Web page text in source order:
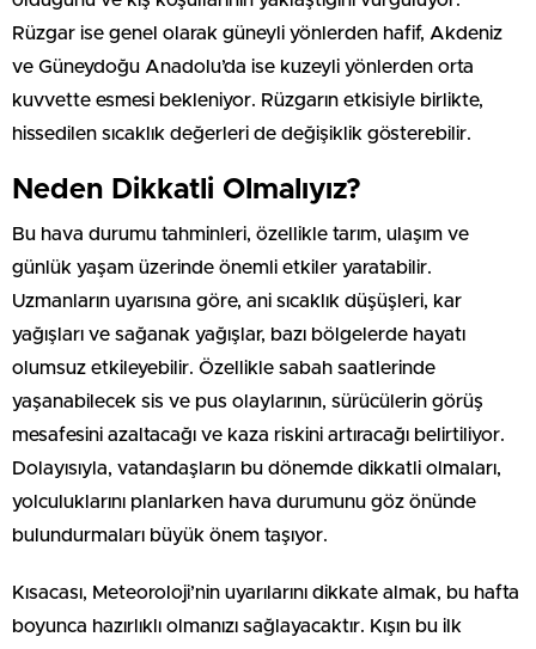
Rüzgar ise genel olarak güneyli yönlerden hafif, Akdeniz
ve Güneydoğu Anadolu’da ise kuzeyli yönlerden orta
kuvvette esmesi bekleniyor. Rüzgarın etkisiyle birlikte,
hissedilen sıcaklık değerleri de değişiklik gösterebilir.
Neden Dikkatli Olmalıyız?
Bu hava durumu tahminleri, özellikle tarım, ulaşım ve
günlük yaşam üzerinde önemli etkiler yaratabilir.
Uzmanların uyarısına göre, ani sıcaklık düşüşleri, kar
yağışları ve sağanak yağışlar, bazı bölgelerde hayatı
olumsuz etkileyebilir. Özellikle sabah saatlerinde
yaşanabilecek sis ve pus olaylarının, sürücülerin görüş
mesafesini azaltacağı ve kaza riskini artıracağı belirtiliyor.
Dolayısıyla, vatandaşların bu dönemde dikkatli olmaları,
yolculuklarını planlarken hava durumunu göz önünde
bulundurmaları büyük önem taşıyor.
Kısacası, Meteoroloji’nin uyarılarını dikkate almak, bu hafta
boyunca hazırlıklı olmanızı sağlayacaktır. Kışın bu ilk